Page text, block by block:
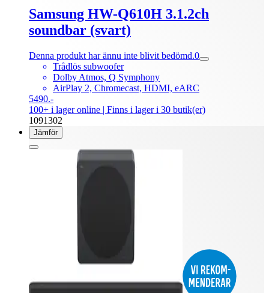
Samsung HW-Q610H 3.1.2ch
soundbar (svart)
Denna produkt har ännu inte blivit bedömd.0
Trådlös subwoofer
Dolby Atmos, Q Symphony
AirPlay 2, Chromecast, HDMI, eARC
5490.-
100+ i lager online | Finns i lager i 30 butik(er)
1091302
Jämför